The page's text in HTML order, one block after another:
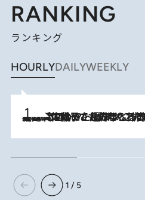
RANKING
ランキング
HOURLYDAILYWEEKLY
2026.8.5
【阿川佐和子さんの年とる力】なぜ70代で始めた趣味は“こんなに楽しい”のか？ ピアノ、俳句…スランプに陥っても続けられる“ある秘訣”とは
1 / 5